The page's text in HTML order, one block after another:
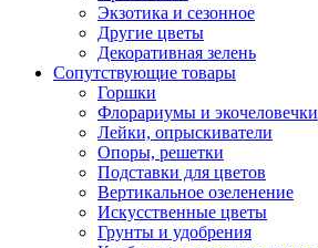
Экзотика и сезонное
Другие цветы
Декоративная зелень
Сопутствующие товары
Горшки
Флорариумы и экочеловечки
Лейки, опрыскиватели
Опоры, решетки
Подставки для цветов
Вертикальное озеленение
Искусственные цветы
Грунты и удобрения